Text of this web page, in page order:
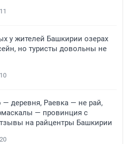
11
у жителей Башкирии озерах
но туристы довольны не
10
деревня, Раевка — не рай,
— провинция с
на райцентры Башкирии
20